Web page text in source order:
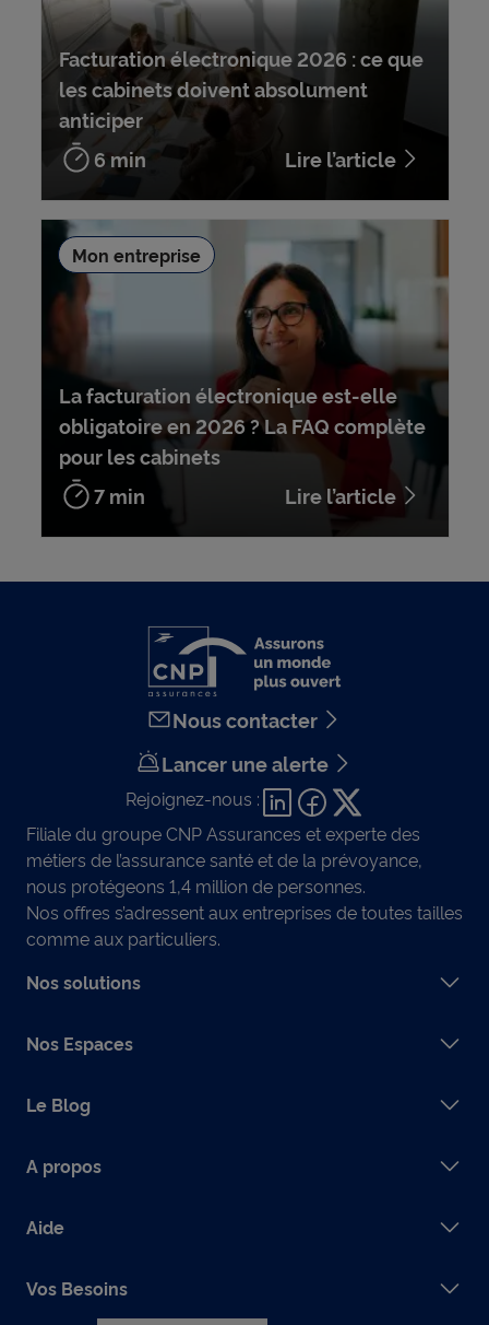
Facturation électronique 2026 : ce que
les cabinets doivent absolument
anticiper
6 min
Lire l’article
La facturation électronique est-elle
obligatoire en 2026 ? La FAQ complète
pour les cabinets
7 min
Lire l’article
Mon entreprise
Nous contacter
Lancer une alerte
Rejoignez-nous :
Filiale du groupe CNP Assurances et experte des
métiers de l’assurance santé et de la prévoyance,
nous protégeons 1,4 million de personnes.
Nos offres s’adressent aux entreprises de toutes tailles
comme aux particuliers.
Nos solutions
Nos Espaces
Le Blog
A propos
Aide
Vos Besoins